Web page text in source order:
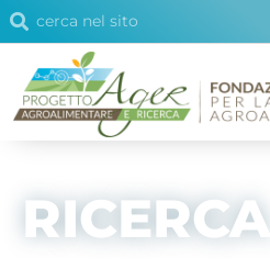
VaiCerca Cerca
RICERCA